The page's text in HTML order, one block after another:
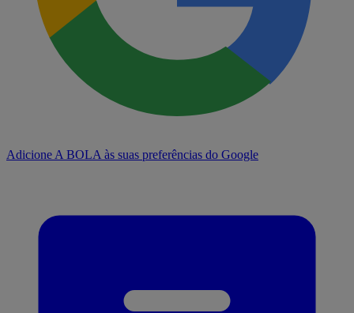
Adicione A BOLA às suas preferências do Google